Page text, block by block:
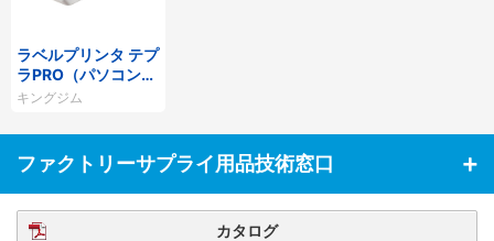
ラベルプリンタ テプ
ラPRO（パソコン接
続専用） SR5500
キングジム
ファクトリーサプライ用品技術窓口
カタログ